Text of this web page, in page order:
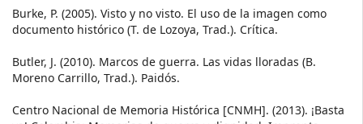
Burke, P. (2005). Visto y no visto. El uso de la imagen como
documento histórico (T. de Lozoya, Trad.). Crítica.
Butler, J. (2010). Marcos de guerra. Las vidas lloradas (B.
Moreno Carrillo, Trad.). Paidós.
Centro Nacional de Memoria Histórica [CNMH]. (2013). ¡Basta